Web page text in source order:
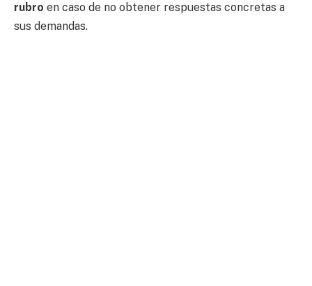
rubro en caso de no obtener respuestas concretas a
sus demandas.